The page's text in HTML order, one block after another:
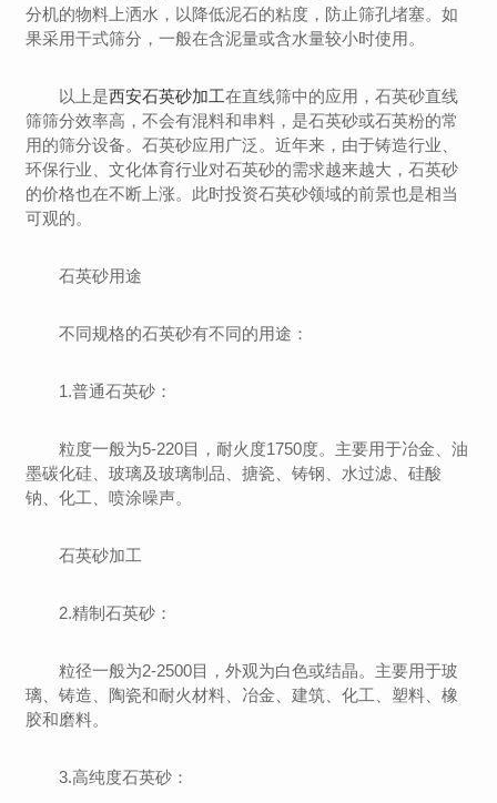
分机的物料上洒水，以降低泥石的粘度，防止筛孔堵塞。如
果采用干式筛分，一般在含泥量或含水量较小时使用。
以上是西安石英砂加工在直线筛中的应用，石英砂直线
筛筛分效率高，不会有混料和串料，是石英砂或石英粉的常
用的筛分设备。石英砂应用广泛。近年来，由于铸造行业、
环保行业、文化体育行业对石英砂的需求越来越大，石英砂
的价格也在不断上涨。此时投资石英砂领域的前景也是相当
可观的。
石英砂用途
不同规格的石英砂有不同的用途：
1.普通石英砂：
粒度一般为5-220目，耐火度1750度。主要用于冶金、油
墨碳化硅、玻璃及玻璃制品、搪瓷、铸钢、水过滤、硅酸
钠、化工、喷涂噪声。
石英砂加工
2.精制石英砂：
粒径一般为2-2500目，外观为白色或结晶。主要用于玻
璃、铸造、陶瓷和耐火材料、冶金、建筑、化工、塑料、橡
胶和磨料。
3.高纯度石英砂：